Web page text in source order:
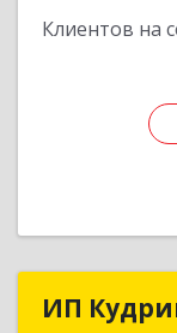
Клиентов на
ИП